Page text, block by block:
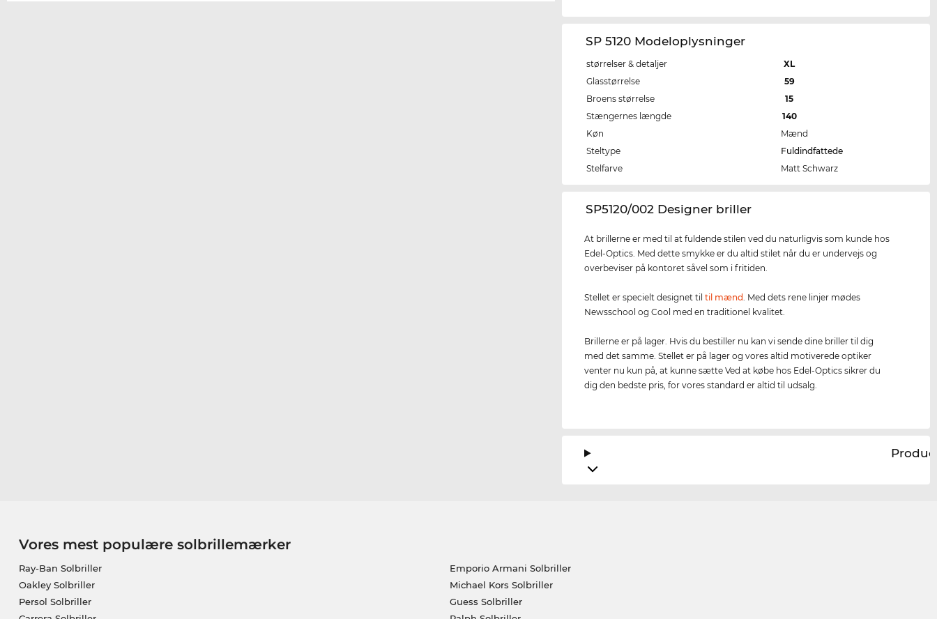
SP 5120 Modeloplysninger
størrelser & detaljer
XL
Glasstørrelse
59
Broens størrelse
15
Stængernes længde
140
Køn
Mænd
Steltype
Fuldindfattede
Stelfarve
Matt Schwarz
‌SP5120/002 Designer briller
At brillerne er med til at fuldende stilen ved du naturligvis som kunde hos
Edel-Optics. Med dette smykke er du altid stilet når du er undervejs og
overbeviser på kontoret såvel som i fritiden.
Stellet er specielt designet tiltil mænd . Med dets rene linjer mødes
Newsschool og Cool med en traditionel kvalitet.
Brillerne er på lager. Hvis du bestiller nu kan vi sende dine briller til dig
med det samme. Stellet er på lager og vores altid motiverede optiker
venter nu kun på, at kunne sætte Ved at købe hos Edel-Optics sikrer du
dig den bedste pris, for vores standard er altid til udsalg.
Vores mest populære solbrillemærker
Ray-Ban Solbriller
Oakley Solbriller
Persol Solbriller
Emporio Armani Solbriller
Michael Kors Solbriller
Guess Solbriller